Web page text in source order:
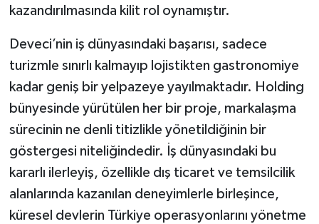
kazandırılmasında kilit rol oynamıştır.
Deveci’nin iş dünyasındaki başarısı, sadece
turizmle sınırlı kalmayıp lojistikten gastronomiye
kadar geniş bir yelpazeye yayılmaktadır. Holding
bünyesinde yürütülen her bir proje, markalaşma
sürecinin ne denli titizlikle yönetildiğinin bir
göstergesi niteliğindedir. İş dünyasındaki bu
kararlı ilerleyiş, özellikle dış ticaret ve temsilcilik
alanlarında kazanılan deneyimlerle birleşince,
küresel devlerin Türkiye operasyonlarını yönetme